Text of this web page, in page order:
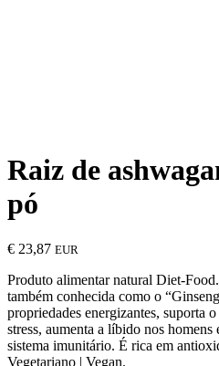
Raiz de
pó
€ 23,87 EUR
Produto alimentar natural Diet-
também conhecida como o
propriedades energizantes, suporta
stress, aumenta a líbido nos homens
sistema imunitário. É rica em
Vegetariano | Vegan.